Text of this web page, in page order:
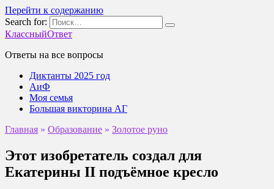
Перейти к содержанию
Search for:
КлассныйОтвет
Ответы на все вопросы
Диктанты 2025 год
АиФ
Моя семья
Большая викторина АГ
Главная » Образование » Золотое руно
Этот изобретатель создал для
Екатерины II подъёмное кресло